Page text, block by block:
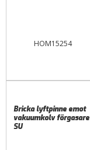
HOM15254
Bricka lyftpinne emot
vakuumkolv förgasare
SU